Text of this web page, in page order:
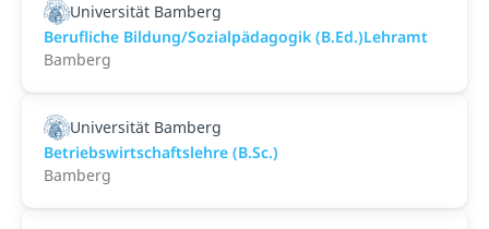
Universität Bamberg
Berufliche Bildung/Sozialpädagogik (B.Ed.)Lehramt
Bamberg
Universität Bamberg
Betriebswirtschaftslehre (B.Sc.)
Bamberg